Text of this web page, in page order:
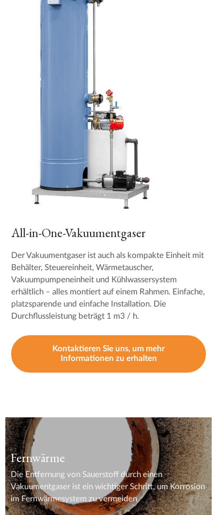
All-in-One-Vakuumentgaser
Der Vakuumentgaser ist auch als kompakte Einheit mit
Behälter, Steuereinheit, Wärmetauscher,
Vakuumpumpeneinheit und Kühlwassersystem
erhältlich – alles montiert auf einem Rahmen. Einfache,
platzsparende und einfache Installation. Die
Durchflussleistung beträgt 1 m3 / h.
Kontaktieren Sie uns, um mehr
Informationen zu erhalten
Fernwärme
Die Entfernung von Sauerstoff durch einen
Vakuumentgaser ist ein wichtiger Schritt, um Korrosion
im Fernwärmesystem zu vermeiden